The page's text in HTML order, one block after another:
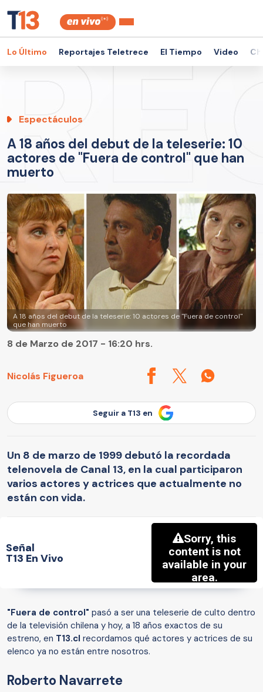
Lo Último Reportajes Teletrece El Tiempo Video
Espectáculos
A 18 años del debut de la teleserie: 10
actores de "Fuera de control" que han
muerto
A 18 años del debut de la teleserie: 10 actores de "Fuera de control"
que han muerto
Nicolás Figueroa
8 de Marzo de 2017 - 16:20 hrs.
Seguir a T13 en
Un 8 de marzo de 1999 debutó la recordada
telenovela de Canal 13, en la cual participaron
varios actores y actrices que actualmente no
están con vida.
Señal
T13 En Vivo
"Fuera de control" pasó a ser una teleserie de culto dentro
de la televisión chilena y hoy, a 18 años exactos de su
estreno, en T13.cl recordamos qué actores y actrices de su
elenco ya no están entre nosotros.
Roberto Navarrete